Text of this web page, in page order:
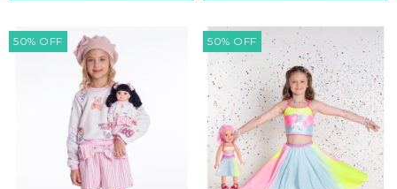
50% OFF 50% OFF